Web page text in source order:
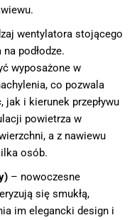
wentylatora stojącego
podłodze.
wyposażone w
co pozwala
i kierunek przepływu
powietrza w
a z nawiewu
osób.
– nowoczesne
się smukłą,
im elegancki design i